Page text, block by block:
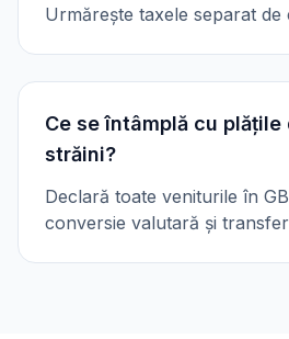
Urmărește taxele separat de
Ce se întâmplă cu
străini?
Declară toate veniturile în
conversie valutară și